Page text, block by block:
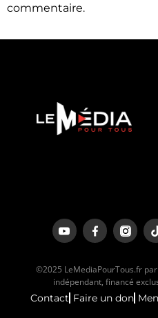
commentaire.
©2025 LeMediaPourTous.fr
indépendant, financé
Contact Faire un don